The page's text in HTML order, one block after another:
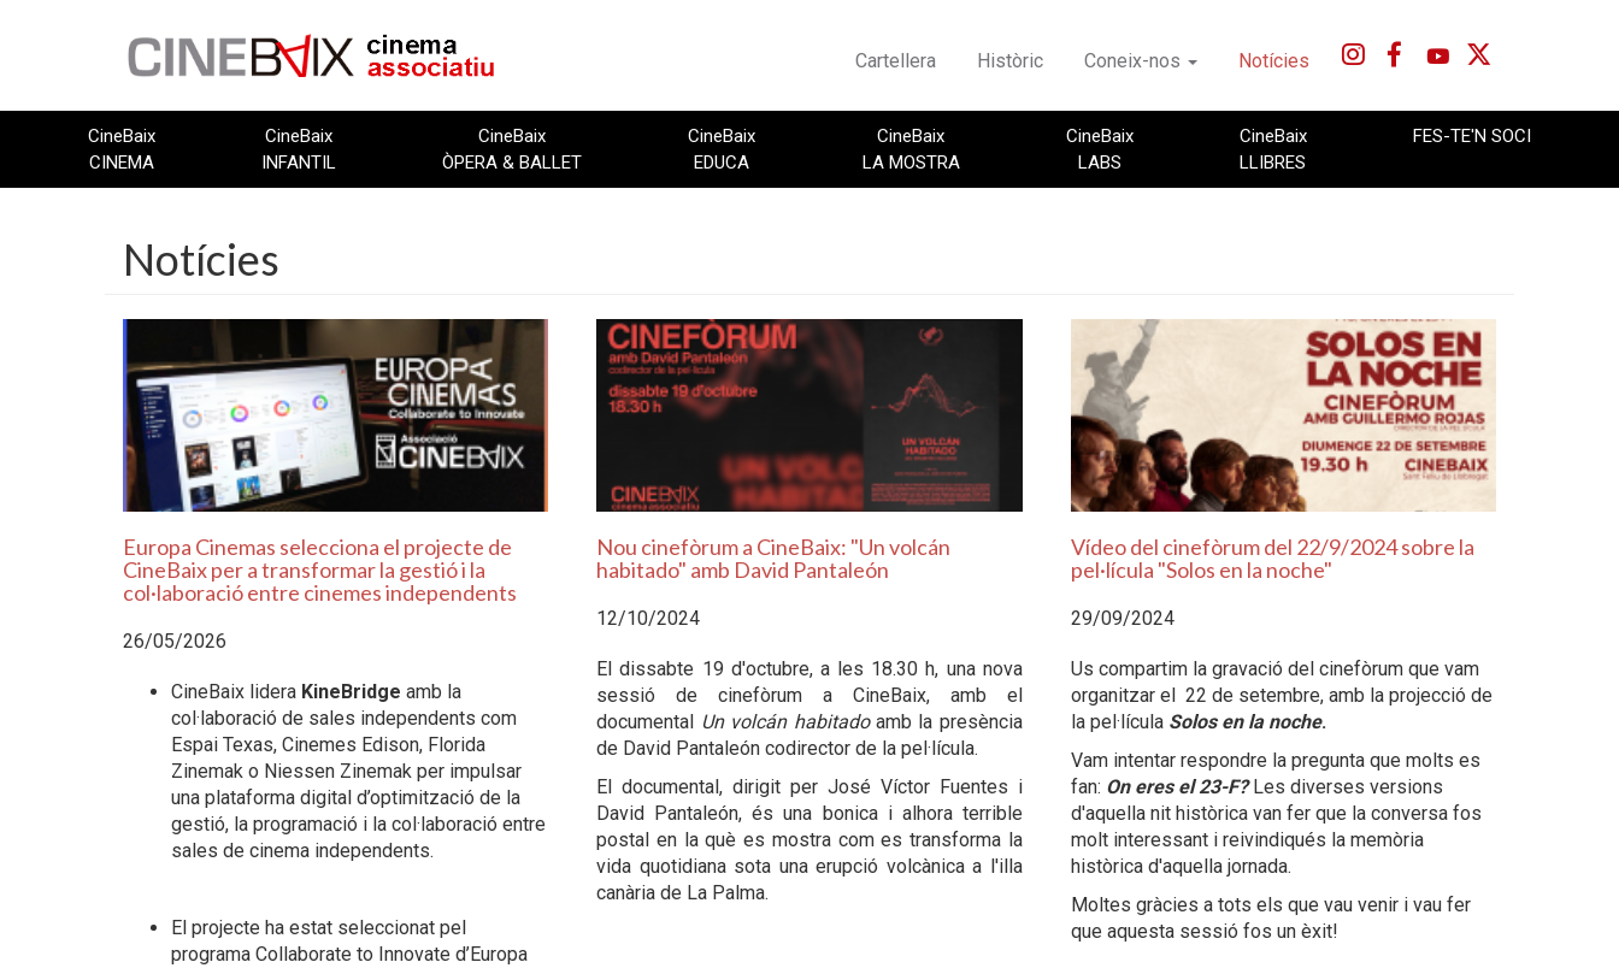
Cartellera Històric Coneix-nos Notícies
CineBaix
CINEMA
CineBaix
INFANTIL
CineBaix
ÒPERA & BALLET
CineBaix
EDUCA
CineBaix
LA MOSTRA
CineBaix
LABS
CineBaix
LLIBRES
FES-TE'N SOCI
Notícies
Europa Cinemas selecciona el projecte de
CineBaix per a transformar la gestió i la
col·laboració entre cinemes independents
26/05/2026
CineBaix lidera KineBridge amb la
col·laboració de sales independents com
Espai Texas, Cinemes Edison, Florida
Zinemak o Niessen Zinemak per impulsar
una plataforma digital d’optimització de la
gestió, la programació i la col·laboració entre
sales de cinema independents.
El projecte ha estat seleccionat pel
programa Collaborate to Innovate d’Europa
Nou cinefòrum a CineBaix: "Un volcán
habitado" amb David Pantaleón
12/10/2024
El dissabte 19 d'octubre, a les 18.30 h, una nova
sessió de cinefòrum a CineBaix, amb el
documental
Un volcán habitadoamb la presència
de David Pantaleón codirector de la pel·lícula.
El documental, dirigit per José Víctor Fuentes i
David Pantaleón, és una bonica i alhora terrible
postal en la què es mostra com es transforma la
vida quotidiana sota una erupció volcànica a l'illa
canària de La Palma.
Vídeo del cinefòrum del 22/9/2024 sobre la
pel·lícula "Solos en la noche"
29/09/2024
Us compartim la gravació del cinefòrum que vam
organitzar el 22 de setembre, amb la projecció de
la pel·lícula Solos en la noche.
Vam intentar respondre la pregunta que molts es
fan: On eres el 23-F? Les diverses versions
d'aquella nit històrica van fer que la conversa fos
molt interessant i reivindiqués la memòria
històrica d'aquella jornada.
Moltes gràcies a tots els que vau venir i vau fer
que aquesta sessió fos un èxit!